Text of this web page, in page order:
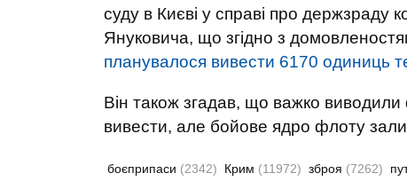
суду в Києві у справі про держзраду
Януковича, що згідно з
планувалося вивести 6170 одиниць
Він також згадав, що важко виводили
вивести, але бойове ядро флоту
боєприпаси (2342) Крим (11972) зброя (7262)